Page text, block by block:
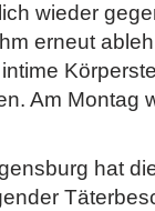
wieder
erneut
Am Montag
hat